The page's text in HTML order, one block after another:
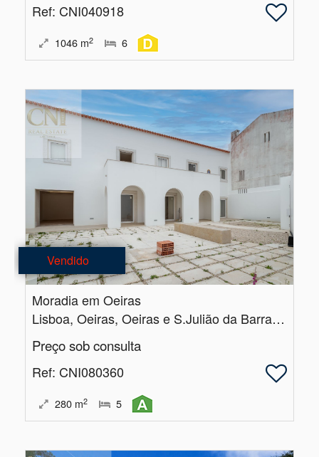
Ref: CNI040918
1046 m2 6
Vendido
Moradia em Oeiras
Lisboa, Oeiras, Oeiras e S.Julião da Barra, Paço de Arcos e Caxias
Preço sob consulta
Ref: CNI080360
280 m2 5